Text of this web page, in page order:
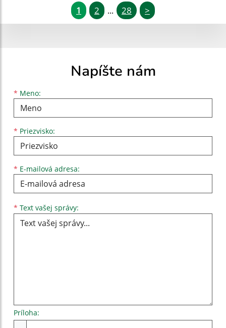
1 2 ... 28 >
Napíšte nám
* Meno:
Meno
* Priezvisko:
Priezvisko
* E-mailová adresa:
E-mailová adresa
* Text vašej správy:
Príloha: